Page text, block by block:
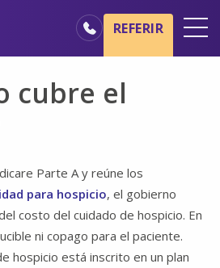
de hospicio
REFERIR
cubre el
Parte A y reúne los
para hospicio, el gobierno
costo del cuidado de hospicio. En
ni copago para el paciente.
hospicio está inscrito en un plan